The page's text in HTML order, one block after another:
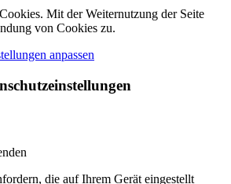
Mit der Weiternutzung der Seite
von Cookies zu.
anpassen
die auf Ihrem Gerät eingestellt